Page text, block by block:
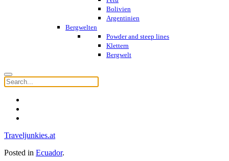
Bolivien
Argentinien
Bergwelten
Powder and steep lines
Klettern
Bergwelt
Traveljunkies.at
Posted in Ecuador.